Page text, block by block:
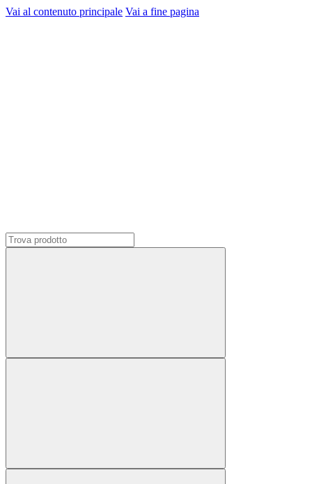
Vai al contenuto principale Vai a fine pagina